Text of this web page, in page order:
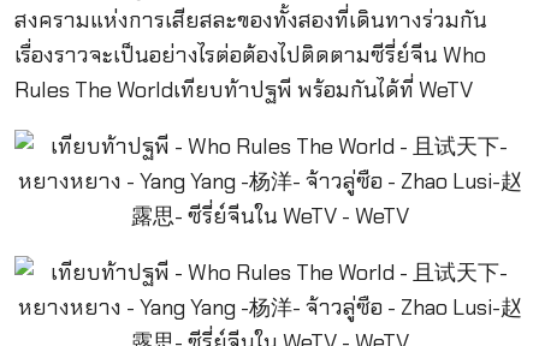
สงครามแห่งการเสียสละของทั้งสองที่เดินทางร่วมกัน
เรื่องราวจะเป็นอย่างไรต่อต้องไปติดตามซีรี่ย์จีน Who
Rules The Worldเทียบท้าปฐพี พร้อมกันได้ที่ WeTV